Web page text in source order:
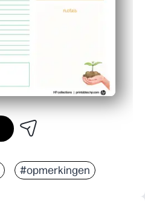
#opmerkingen